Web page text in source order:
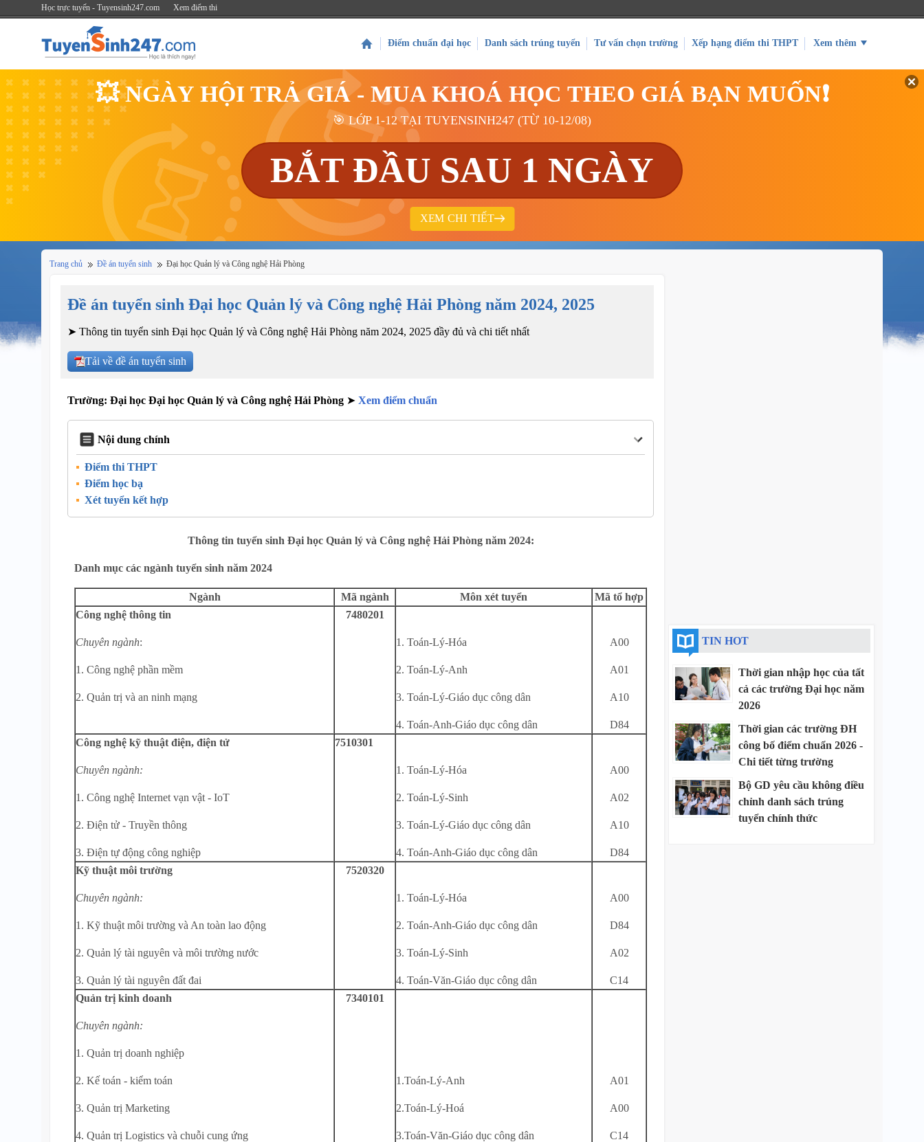
Học trực tuyến - Tuyensinh247.com Xem điểm thi
Điểm chuẩn đại học Danh sách trúng tuyển Tư vấn chọn trường Xếp hạng điểm thi THPT Xem thêm
💥 NGÀY HỘI TRẢ GIÁ - MUA KHOÁ HỌC THEO GIÁ BẠN MUỐN❗
🎯 LỚP 1-12 TẠI TUYENSINH247 (TỪ 10-12/08)
BẮT ĐẦU SAU 1 NGÀY
XEM CHI TIẾT
Trang chủ Đề án tuyển sinh Đại học Quản lý và Công nghệ Hải Phòng
Đề án tuyển sinh Đại học Quản lý và Công nghệ Hải Phòng năm 2024, 2025
➤ Thông tin tuyển sinh Đại học Quản lý và Công nghệ Hải Phòng năm 2024, 2025 đầy đủ và chi tiết nhất
Tải về đề án tuyển sinh
Trường: Đại học Đại học Quản lý và Công nghệ Hải Phòng ➤ Xem điểm chuẩn
Nội dung chính
Điểm thi THPT
Điểm học bạ
Xét tuyển kết hợp
Thông tin tuyển sinh Đại học Quản lý và Công nghệ Hải Phòng năm 2024:
Danh mục các ngành tuyển sinh năm 2024
Ngành Mã ngành Môn xét tuyển
Mã tổ hợp
Công nghệ thông tin
Chuyên ngành:
1. Công nghệ phần mềm
2. Quản trị và an ninh mạng
7480201
1. Toán-Lý-Hóa
2. Toán-Lý-Anh
3. Toán-Lý-Giáo dục công dân
4. Toán-Anh-Giáo dục công dân
A00
A01
A10
D84
Công nghệ kỹ thuật điện, điện tử
Chuyên ngành:
1. Công nghệ Internet vạn vật - IoT
2. Điện tử - Truyền thông
3. Điện tự động công nghiệp
7510301
1. Toán-Lý-Hóa
2. Toán-Lý-Sinh
3. Toán-Lý-Giáo dục công dân
4. Toán-Anh-Giáo dục công dân
A00
A02
A10
D84
Kỹ thuật môi trường
Chuyên ngành:
1. Kỹ thuật môi trường và An toàn lao động
2. Quản lý tài nguyên và môi trường nước
3. Quản lý tài nguyên đất đai
7520320
1. Toán-Lý-Hóa
2. Toán-Anh-Giáo dục công dân
3. Toán-Lý-Sinh
4. Toán-Văn-Giáo dục công dân
A00
D84
A02
C14
Quản trị kinh doanh
Chuyên ngành:
1. Quản trị doanh nghiệp
2. Kế toán - kiểm toán
3. Quản trị Marketing
4. Quản trị Logistics và chuỗi cung ứng
7340101
1.Toán-Lý-Anh
2.Toán-Lý-Hoá
3.Toán-Văn-Giáo dục công dân
A01
A00
C14
TIN HOT
Thời gian nhập học của tất
cả các trường Đại học năm
2026
Thời gian các trường ĐH
công bố điểm chuẩn 2026 -
Chi tiết từng trường
Bộ GD yêu cầu không điều
chỉnh danh sách trúng
tuyển chính thức